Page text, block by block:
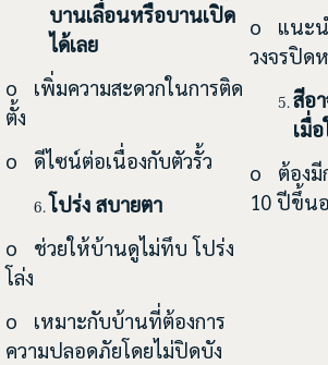
บานเลื่อนหรือบานเปิด
ได้เลย
o เพิ่มความสะดวกในการติด
ตั้ง
o ดีไซน์ต่อเนื่องกับตัวรั้ว
โปร่ง สบายตา
o ช่วยให้บ้านดูไม่ทึบ โปร่ง
โล่ง
o เหมาะกับบ้านที่ต้องการ
ความปลอดภัยโดยไม่ปิดบัง
o แนะน
วงจรปิด
สีอ
เมื่
o ต้องมี
10 ปีขึ้น